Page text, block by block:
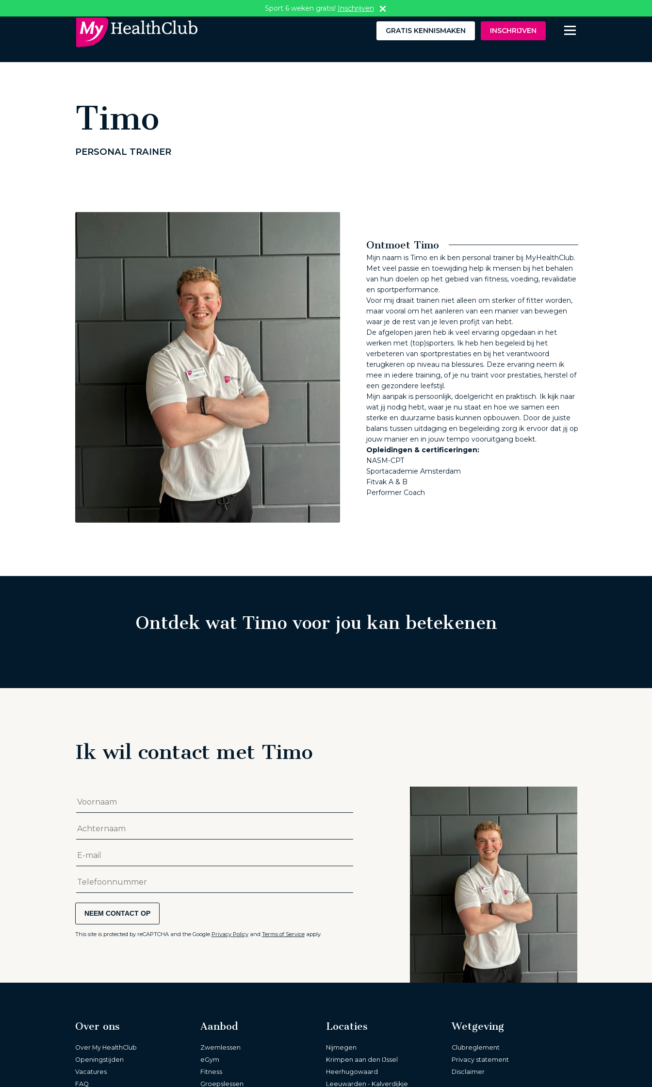
GRATIS KENNISMAKEN INSCHRIJVEN
Sport 6 weken gratis! Inschrijven
Timo
PERSONAL TRAINER
Ontmoet Timo
Mijn naam is Timo en ik ben personal trainer bij MyHealthClub.
Met veel passie en toewijding help ik mensen bij het behalen
van hun doelen op het gebied van fitness, voeding, revalidatie
en sportperformance.
Voor mij draait trainen niet alleen om sterker of fitter worden,
maar vooral om het aanleren van een manier van bewegen
waar je de rest van je leven profijt van hebt.
De afgelopen jaren heb ik veel ervaring opgedaan in het
werken met (top)sporters. Ik heb hen begeleid bij het
verbeteren van sportprestaties en bij het verantwoord
terugkeren op niveau na blessures. Deze ervaring neem ik
mee in iedere training, of je nu traint voor prestaties, herstel of
een gezondere leefstijl.
Mijn aanpak is persoonlijk, doelgericht en praktisch. Ik kijk naar
wat jij nodig hebt, waar je nu staat en hoe we samen een
sterke en duurzame basis kunnen opbouwen. Door de juiste
balans tussen uitdaging en begeleiding zorg ik ervoor dat jij op
jouw manier en in jouw tempo vooruitgang boekt.
Opleidingen & certificeringen:
NASM-CPT
Sportacademie Amsterdam
Fitvak A & B
Performer Coach
Ontdek wat Timo voor jou kan betekenen
Ik wil contact met Timo
NEEM CONTACT OP
This site is protected by reCAPTCHA and the Google Privacy Policyand Terms of Serviceapply.
Over ons
Over My HealthClub
Openingstijden
Vacatures
FAQ
Aanbod
Zwemlessen
eGym
Fitness
Groepslessen
Locaties
Nijmegen
Krimpen aan den IJssel
Heerhugowaard
Leeuwarden - Kalverdijkje
Wetgeving
Clubreglement
Privacy statement
Disclaimer